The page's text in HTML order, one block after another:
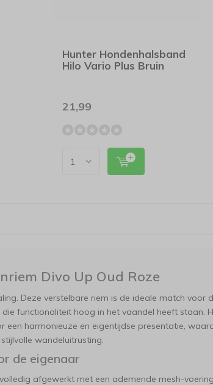
Hunter Hondenhalsband
Hilo Vario Plus Bruin
21,99
Divo Up Oud Roze
Deze verstelbare riem is de ideale match voor
functionaliteit hoog in het vaandel heeft staan.
een harmonieuze en eigentijdse presentatie,
wandeluitrusting.
de eigenaar
afgewerkt met een ademende mesh-